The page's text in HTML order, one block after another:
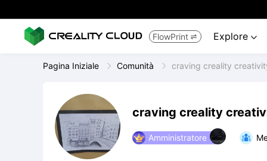
FlowPrint  Explore 
Pagina Iniziale Comunità craving creality
craving creality
Amministratore